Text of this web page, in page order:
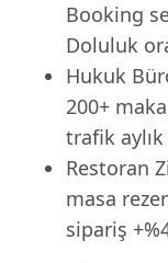
Booking
Doluluk
Hukuk
200+
trafik aylık
Restoran
masa
sipariş